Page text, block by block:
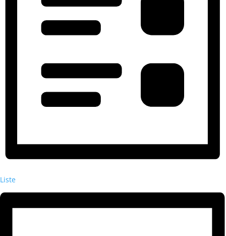
Liste